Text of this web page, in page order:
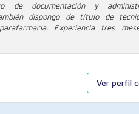
Ver perfil
de documentación y
dispongo de título de
Experiencia tres